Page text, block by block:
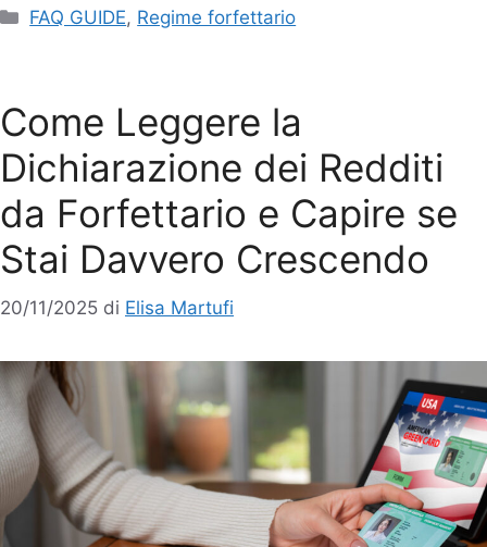
FAQ GUIDE, Regime forfettario
Come Leggere la
Dichiarazione dei Redditi
da Forfettario e Capire se
Stai Davvero Crescendo
20/11/2025 di Elisa Martufi